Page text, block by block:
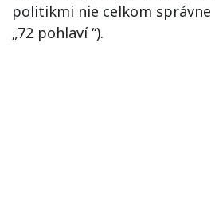
politikmi nie celkom
„72 pohlaví “).